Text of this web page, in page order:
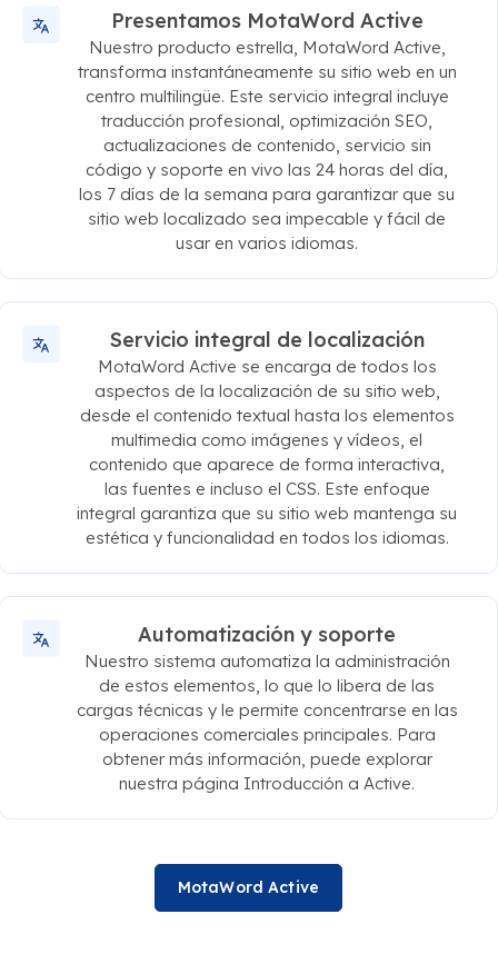
Presentamos MotaWord Active
Nuestro producto estrella, MotaWord Active,
transforma instantáneamente su sitio web en un
centro multilingüe. Este servicio integral incluye
traducción profesional, optimización SEO,
actualizaciones de contenido, servicio sin
código y soporte en vivo las 24 horas del día,
los 7 días de la semana para garantizar que su
sitio web localizado sea impecable y fácil de
usar en varios idiomas.
Servicio integral de localización
MotaWord Active se encarga de todos los
aspectos de la localización de su sitio web,
desde el contenido textual hasta los elementos
multimedia como imágenes y vídeos, el
contenido que aparece de forma interactiva,
las fuentes e incluso el CSS. Este enfoque
integral garantiza que su sitio web mantenga su
estética y funcionalidad en todos los idiomas.
Automatización y soporte
Nuestro sistema automatiza la administración
de estos elementos, lo que lo libera de las
cargas técnicas y le permite concentrarse en las
operaciones comerciales principales. Para
obtener más información, puede explorar
nuestra página Introducción a Active.
MotaWord Active